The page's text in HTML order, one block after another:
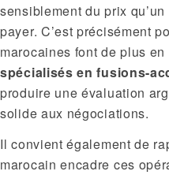
sensiblement du prix
payer. C’est précisément
marocaines font de plus
spécialisés en fusions-
produire une évaluation
solide aux négociations.
Il convient également de
marocain encadre ces